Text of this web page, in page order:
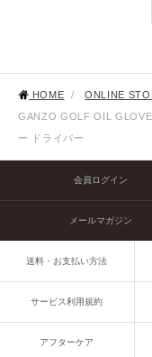
HOME / ONLINE
GANZO GOLF OIL
ー ドライバー
会員ログイン
メールマガジン
送料・お支払い方法
サービス利用規約
アフターケア